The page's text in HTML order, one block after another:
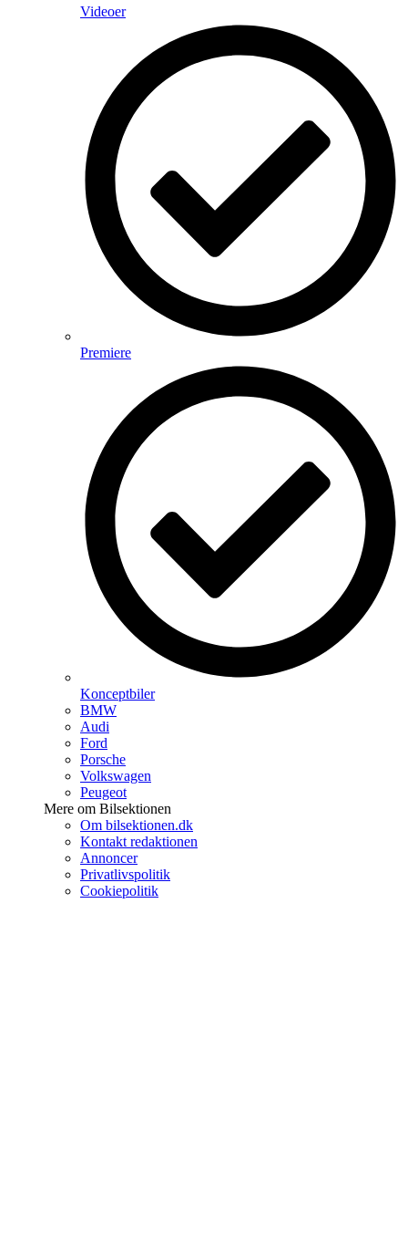
Videoer
Premiere
Konceptbiler
BMW
Audi
Ford
Porsche
Volkswagen
Peugeot
Mere om Bilsektionen
Om bilsektionen.dk
Kontakt redaktionen
Annoncer
Privatlivspolitik
Cookiepolitik